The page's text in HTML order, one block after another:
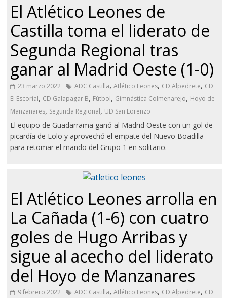
El Atlético Leones de
Castilla toma el liderato de
Segunda Regional tras
ganar al Madrid Oeste (1-0)
23 marzo 2022 ADC Castilla,Atlético Leones, CD Alpedrete, CD
El Escorial, CD Galapagar B, Fútbol, Gimnástica Colmenarejo, Hoyo de
Manzanares, Segunda Regional, UD San Lorenzo
El equipo de Guadarrama ganó al Madrid Oeste con un gol de
picardía de Lolo y aprovechó el empate del Nuevo Boadilla
para retomar el mando del Grupo 1 en solitario.
El Atlético Leones arrolla en
La Cañada (1-6) con cuatro
goles de Hugo Arribas y
sigue al acecho del liderato
del Hoyo de Manzanares
9 febrero 2022 ADC Castilla,Atlético Leones, CD Alpedrete, CD